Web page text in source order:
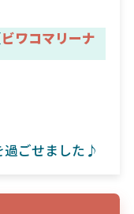
ビワコマリーナ
過ごせました♪